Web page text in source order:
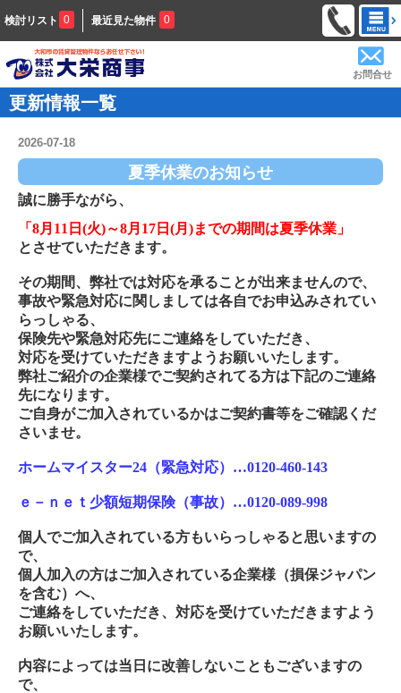
検討リスト 0 最近見た物件 0
お問合せ
更新情報一覧
2026-07-18
夏季休業のお知らせ
誠に勝手ながら、
「8月11日(火)～8月17日(月)までの期間は夏季休業」
とさせていただきます。
その期間、弊社では対応を承ることが出来ませんので、
事故や緊急対応に関しましては各自でお申込みされてい
らっしゃる、
保険先や緊急対応先にご連絡をしていただき、
対応を受けていただきますようお願いいたします。
弊社ご紹介の企業様でご契約されてる方は下記のご連絡
先になります。
ご自身がご加入されているかはご契約書等をご確認くだ
さいませ。
ホームマイスター24 （緊急対応）…0120-460-143
ｅ－ｎｅｔ少額短期保険（事故）…0120-089-998
個人でご加入されている方もいらっしゃると思いますの
で、
個人加入の方はご加入されている企業様（損保ジャパン
を含む）へ、
ご連絡をしていただき、対応を受けていただきますよう
お願いいたします。
内容によっては当日に改善しないこともございますの
で、